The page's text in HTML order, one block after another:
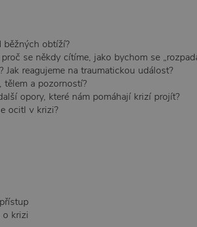
obtíží?
se někdy cítíme, jako bychom se
reagujeme na traumatickou událost?
tělem a pozorností?
opory, které nám pomáhají krizí projít?
ocitl v krizi?
o krizi